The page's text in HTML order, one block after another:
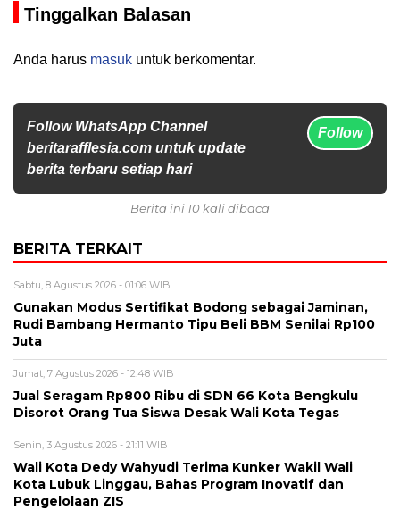
Tinggalkan Balasan
Anda harus masuk untuk berkomentar.
Follow WhatsApp Channel
beritarafflesia.com untuk update
berita terbaru setiap hari
Follow
Berita ini 10 kali dibaca
BERITA TERKAIT
Sabtu, 8 Agustus 2026 - 01:06 WIB
Gunakan Modus Sertifikat Bodong sebagai Jaminan,
Rudi Bambang Hermanto Tipu Beli BBM Senilai Rp100
Juta
Jumat, 7 Agustus 2026 - 12:48 WIB
Jual Seragam Rp800 Ribu di SDN 66 Kota Bengkulu
Disorot Orang Tua Siswa Desak Wali Kota Tegas
Senin, 3 Agustus 2026 - 21:11 WIB
Wali Kota Dedy Wahyudi Terima Kunker Wakil Wali
Kota Lubuk Linggau, Bahas Program Inovatif dan
Pengelolaan ZIS